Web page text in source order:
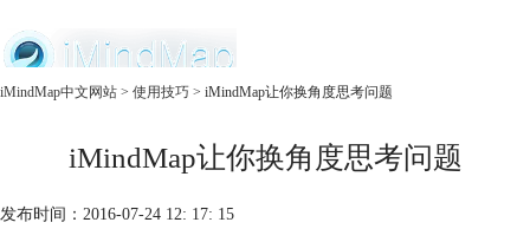
服务
iMindMap中文网站 > 使用技巧 > iMindMap让你换角度思考问题
iMindMap让你换角度思考问题
发布时间：2016-07-24 12: 17: 15